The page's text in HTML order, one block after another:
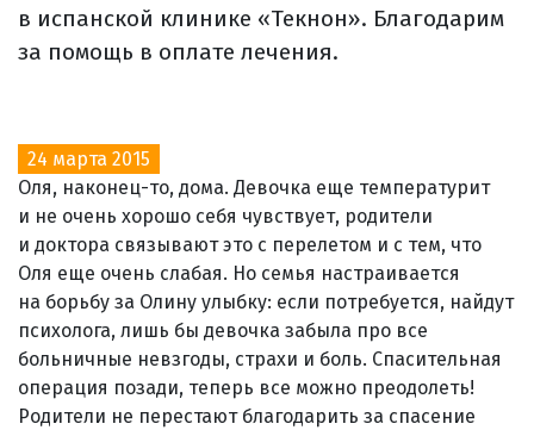
в испанской клинике «Текнон». Благодарим
за помощь в оплате лечения.
24 марта 2015
Оля, наконец-то, дома. Девочка еще температурит
и не очень хорошо себя чувствует, родители
и доктора связывают это с перелетом и с тем, что
Оля еще очень слабая. Но семья настраивается
на борьбу за Олину улыбку: если потребуется, найдут
психолога, лишь бы девочка забыла про все
больничные невзгоды, страхи и боль. Спасительная
операция позади, теперь все можно преодолеть!
Родители не перестают благодарить за спасение